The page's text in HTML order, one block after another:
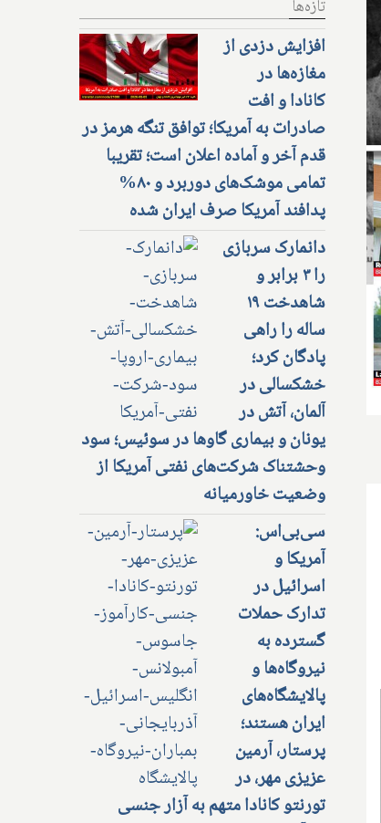
تازه‌ها
افزایش دزدی از
مغازه‌ها در
کانادا و افت
صادرات به آمریکا؛ توافق تنگه هرمز در
قدم آخر و آماده اعلان است؛ تقریبا
تمامی موشک‌های دوربرد و ۸۰%
پدافند آمریکا صرف ایران شده
دانمارک سربازی
را ۳ برابر و
شاهدخت ۱۹
ساله را راهی
پادگان کرد؛
خشکسالی در
آلمان، آتش در
یونان و بیماری گاوها در سوئیس؛ سود
وحشتناک شرکت‌های نفتی آمریکا از
وضعیت خاورمیانه
سی‌بی‌اس:
آمریکا و
اسرائیل در
تدارک حملات
گسترده به
نیروگاه‌ها و
پالایشگاه‌های
ایران هستند؛
پرستار، آرمین
عزیزی مهر، در
تورنتو کانادا متهم به آزار جنسی